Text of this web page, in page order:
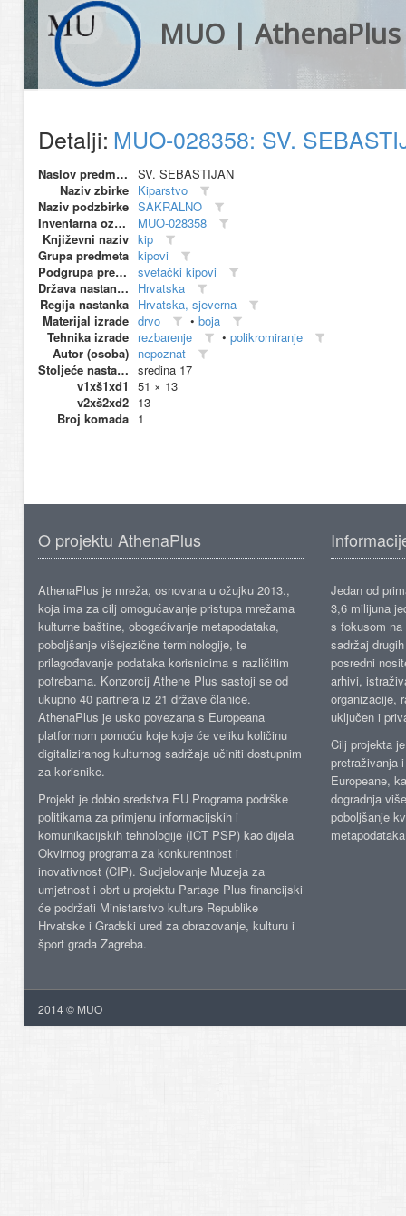
MUO | AthenaPlus
Detalji: MUO-028358: SV.
Naslov predmeta
SV. SEBASTIJAN
Naziv zbirke Kiparstvo
Naziv podzbirke SAKRALNO
Inventarna oznaka
MUO-028358
Književni naziv kip
Grupa predmeta kipovi
Podgrupa predmeta
svetački kipovi
Država nastanka
Hrvatska
Regija nastanka Hrvatska, sjeverna
Materijal izrade drvo • boja
Tehnika izrade rezbarenje • polikromiranje
Autor (osoba) nepoznat
Stoljeće nastanka sredina 17
v1xš1xd1
51 × 13
v2xš2xd2 13
Broj komada 1
O projektu AthenaPlus
AthenaPlus je mreža, osnovana u ožujku 2013.,
koja ima za cilj omogućavanje pristupa mrežama
kulturne baštine, obogaćivanje metapodataka,
poboljšanje višejezične terminologije, te
prilagođavanje podataka korisnicima s različitim
potrebama. Konzorcij Athene Plus sastoji se od
ukupno 40 partnera iz 21 države članice.
AthenaPlus je usko povezana s Europeana
platformom pomoću koje koje će veliku količinu
digitaliziranog kulturnog sadržaja učiniti dostupnim
za korisnike.
Projekt je dobio sredstva EU Programa podrške
politikama za primjenu informacijskih i
komunikacijskih tehnologije (ICT PSP) kao dijela
Okvirnog programa za konkurentnost i
inovativnost (CIP). Sudjelovanje Muzeja za
umjetnost i obrt u projektu Partage Plus financijski
će podržati Ministarstvo kulture Republike
Hrvatske i Gradski ured za obrazovanje, kulturu i
šport grada Zagreba.
Jedan od
3,6 milijuna
s fokusom
sadržaj
posredni
arhivi,
organizacije,
uključen i
Cilj projekta
pretraživanja
Europeane,
dogradnja
poboljšanje
2014 © MUO